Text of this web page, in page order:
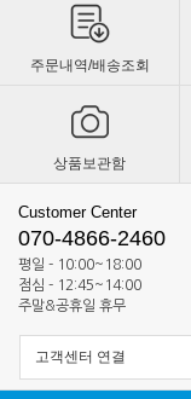
주문내역/배송조회
상품보관함
Customer Center
070-4866-2460
평일 - 10:00~18:00
점심 - 12:45~14:00
주말&공휴일 휴무
고객센터 연결